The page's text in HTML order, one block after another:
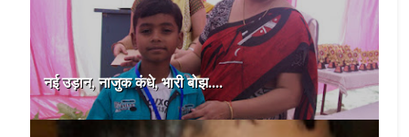
नई उड़ान, नाजुक कंधे, भारी बोझ....